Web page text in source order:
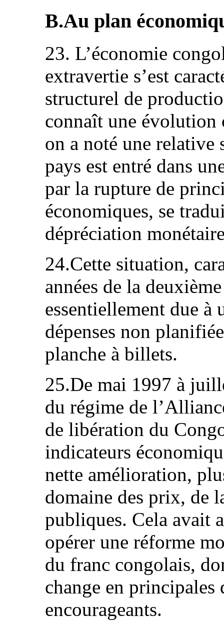
B.Au plan
23. L’économie
extravertie s’est
structurel de
connaît une évolution
on a noté une
pays est entré dans
par la rupture de
économiques, se
dépréciation
24.Cette situation,
années de la
essentiellement due à
dépenses non
planche à billets.
25.De mai 1997 à
du régime de
de libération du
indicateurs
nette amélioration,
domaine des prix, de
publiques. Cela avait
opérer une réforme
du franc congolais,
change en principales
encourageants.